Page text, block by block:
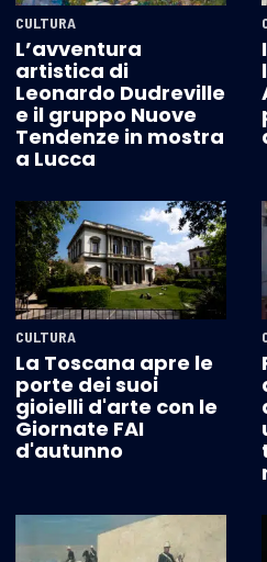
CULTURA
L’avventura
artistica di
Leonardo Dudreville
e il gruppo Nuove
Tendenze in mostra
a Lucca
CULTURA
La Toscana apre le
porte dei suoi
gioielli d'arte con le
Giornate FAI
d'autunno